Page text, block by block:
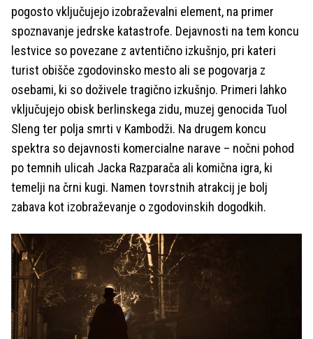
pogosto vključujejo izobraževalni element, na primer
spoznavanje jedrske katastrofe. Dejavnosti na tem koncu
lestvice so povezane z avtentično izkušnjo, pri kateri
turist obišče zgodovinsko mesto ali se pogovarja z
osebami, ki so doživele tragično izkušnjo. Primeri lahko
vključujejo obisk berlinskega zidu, muzej genocida Tuol
Sleng ter polja smrti v Kambodži. Na drugem koncu
spektra so dejavnosti komercialne narave – nočni pohod
po temnih ulicah Jacka Razparača ali komična igra, ki
temelji na črni kugi. Namen tovrstnih atrakcij je bolj
zabava kot izobraževanje o zgodovinskih dogodkih.